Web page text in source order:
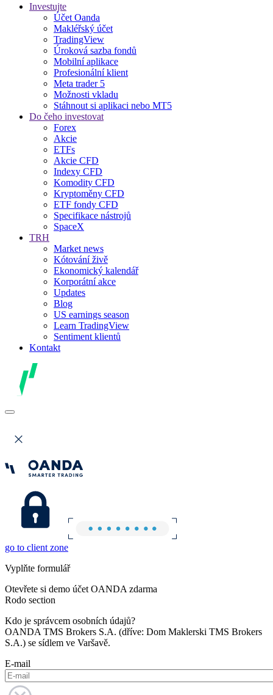
Investujte
Účet Oanda
Makléřský účet
TradingView
Úroková sazba fondů
Mobilní aplikace
Profesionální klient
Meta trader 5
Možnosti vkladu
Stáhnout si aplikaci nebo MT5
Do čeho investovat
Forex
Akcie
ETFs
Akcie CFD
Indexy CFD
Komodity CFD
Kryptoměny CFD
ETF fondy CFD
Specifikace nástrojů
SpaceX
TRH
Market news
Kótování živě
Ekonomický kalendář
Korporátní akce
Updates
Blog
US earnings season
Learn TradingView
Sentiment klientů
Kontakt
go to client zone
Vyplňte formulář
Otevřete si demo účet OANDA zdarma
Rodo section
Kdo je správcem osobních údajů?
OANDA TMS Brokers S.A. (dříve: Dom Maklerski TMS Brokers
S.A.) se sídlem ve Varšavě.
E-mail